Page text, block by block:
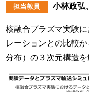
担当教員 小林政弘
核融合プラズマ実験
レーションとの比較
分布）の３次元構造を